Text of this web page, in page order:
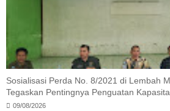
Sosialisasi Perda No. 8/2021 di Lembah
Tegaskan Pentingnya Penguatan
09/08/2026